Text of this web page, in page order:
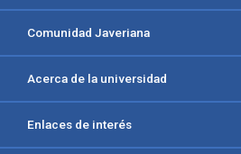
Comunidad Javeriana
Acerca de la universidad
Enlaces de interés